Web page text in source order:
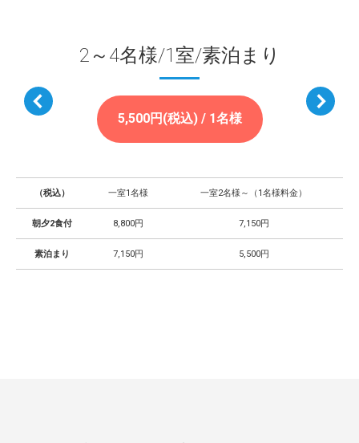
2～4名様/1室/素泊まり
5,500円(税込) / 1名様
（税込） 一室1名様 一室2名様～（1名様料金）
朝夕2食付 8,800円 7,150円
素泊まり 7,150円 5,500円